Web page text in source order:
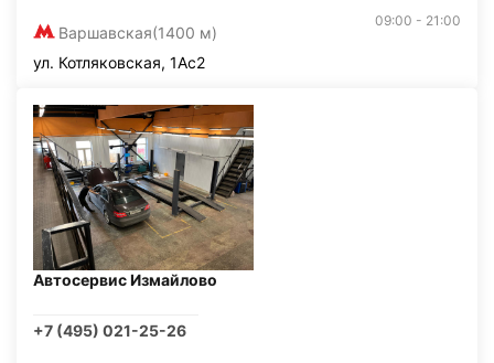
Варшавская(1400 м)
09:00 - 21:00
ул. Котляковская, 1Ас2
Автосервис Измайлово
+7 (495) 021-25-26